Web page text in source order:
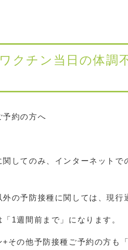
クチン当日の体調
予約の方へ
してのみ、インターネットで
の予防接種に関しては、現行
1週間前まで」になります。
その他予防接種ご予約の方も